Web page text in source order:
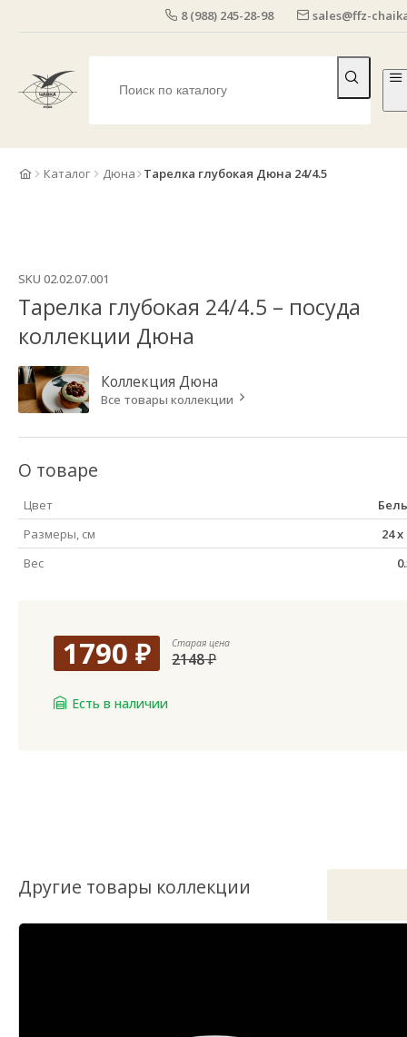
8 (988) 245-28-98 sales@ffz-
Каталог Дюна Тарелка глубокая Дюна 24/4.5
SKU 02.02.07.001
Тарелка глубокая 24/4.5 – посуда
коллекции Дюна
Коллекция Дюна
Все товары коллекции
О товаре
Цвет
Размеры, см
24x
Вес
1790 ₽ Старая цена
2148₽
Есть в наличии
Другие товары коллекции